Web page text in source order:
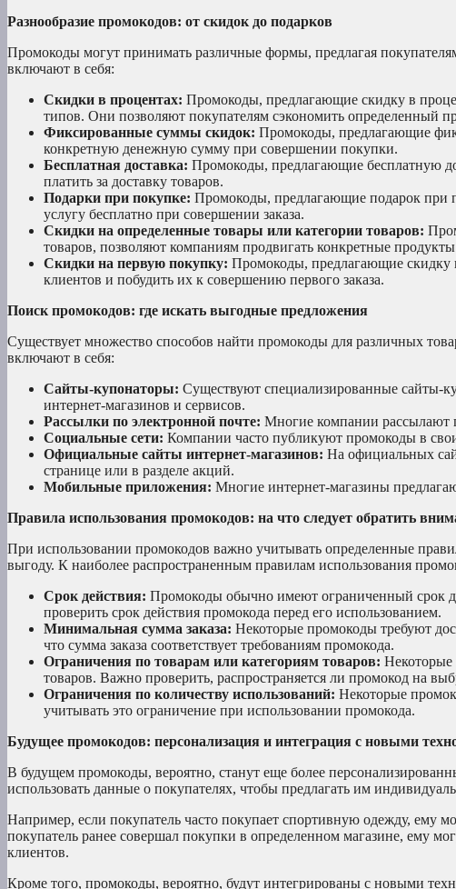
Разнообразие промокодов: от скидок до подарков
Промокоды могут принимать различные формы, предлагая
включают в себя:
Скидки в процентах: Промокоды, предлагающие скидку в
типов. Они позволяют покупателям сэкономить определенный
Фиксированные суммы скидок: Промокоды, предлагающие
конкретную денежную сумму при совершении покупки.
Бесплатная доставка: Промокоды, предлагающие бесплатную
платить за доставку товаров.
Подарки при покупке: Промокоды, предлагающие подарок при
услугу бесплатно при совершении заказа.
Скидки на определенные товары или категории товаров:
товаров, позволяют компаниям продвигать конкретные
Скидки на первую покупку: Промокоды, предлагающие скидку
клиентов и побудить их к совершению первого заказа.
Поиск промокодов: где искать выгодные предложения
Существует множество способов найти промокоды для различных
включают в себя:
Сайты-купонаторы: Существуют специализированные сайты-
интернет-магазинов и сервисов.
Рассылки по электронной почте: Многие компании рассылают
Социальные сети: Компании часто публикуют промокоды в
Официальные сайты интернет-магазинов: На официальных
странице или в разделе акций.
Мобильные приложения: Многие интернет-магазины
Правила использования промокодов: на что следует обратить
При использовании промокодов важно учитывать определенные
выгоду. К наиболее распространенным правилам использования
Срок действия: Промокоды обычно имеют ограниченный срок
проверить срок действия промокода перед его использованием.
Минимальная сумма заказа: Некоторые промокоды требуют
что сумма заказа соответствует требованиям промокода.
Ограничения по товарам или категориям товаров: Некоторые
товаров. Важно проверить, распространяется ли промокод на
Ограничения по количеству использований: Некоторые
учитывать это ограничение при использовании промокода.
Будущее промокодов: персонализация и интеграция с новыми
В будущем промокоды, вероятно, станут еще более
использовать данные о покупателях, чтобы предлагать им
Например, если покупатель часто покупает спортивную одежду, ему
покупатель ранее совершал покупки в определенном магазине, ему
клиентов.
Кроме того, промокоды, вероятно, будут интегрированы с новыми